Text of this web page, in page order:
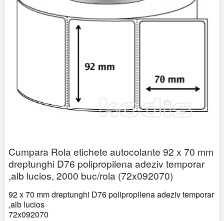
Cumpara Rola etichete autocolante 92 x 70 mm
dreptunghi D76 polipropilena adeziv temporar
,alb lucios, 2000 buc/rola (72x092070)
92 x 70 mm dreptunghi D76 polipropilena adeziv temporar
,alb lucios
72x092070